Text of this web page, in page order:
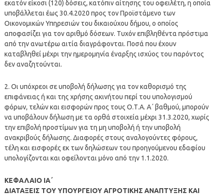
εκατόν είκοσι (120) δόσεις, κατόπιν αίτησης του οφειλέτη, η οποία
υποβάλλεται έως 30.4.2020 προς τον Προϊστάμενο των
Οικονομικών Υπηρεσιών του δικαιούχου δήμου, ο οποίος
αποφασίζει για τον αριθμό δόσεων. Τυχόν επιβληθέντα πρόστιμα
από την ανωτέρω αιτία διαγράφονται. Ποσά που έχουν
καταβληθεί μέχρι την ημερομηνία έναρξης ισχύος του παρόντος
δεν αναζητούνται.
2. Οι υπόχρεοι σε υποβολή δήλωσης για τον καθορισμό της
επιφάνειας ή και της χρήσης ακινήτου περί του υπολογισμού
φόρων, τελών και εισφορών προς τους Ο.Τ.Α. Α΄ βαθμού, μπορούν
να υποβάλουν δήλωση με τα ορθά στοιχεία μέχρι 31.3.2020, χωρίς
την επιβολή προστίμων για τη μη υποβολή ή την υποβολή
ανακριβούς δήλωσης. Διαφορές στους αναλογούντες φόρους,
τέλη και εισφορές εκ των δηλώσεων του προηγούμενου εδαφίου
υπολογίζονται και οφείλονται μόνο από την 1.1.2020.
ΚΕΦΑΛΑΙΟ ΙΑ΄
ΔΙΑΤΑΞΕΙΣ ΤΟΥ ΥΠΟΥΡΓΕΙΟΥ ΑΓΡΟΤΙΚΗΣ ΑΝΑΠΤΥΞΗΣ ΚΑΙ